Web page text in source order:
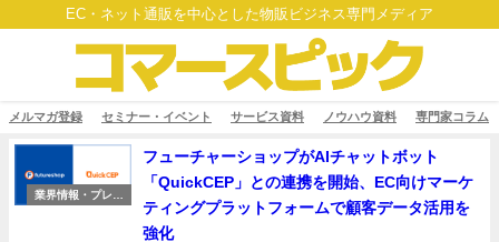
EC・ネット通販を中心とした物販ビジネス専門メディア
メルマガ登録 セミナー・イベント サービス資料 ノウハウ資料 専門家コラム
業界情報・プレス
フューチャーショップがAIチャットボット
「QuickCEP」との連携を開始、EC向けマーケ
ティングプラットフォームで顧客データ活用を
強化